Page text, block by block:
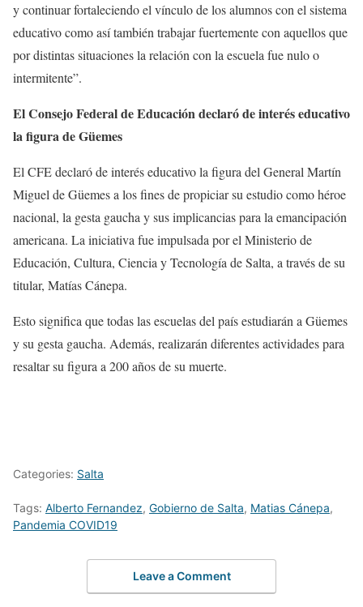
y continuar fortaleciendo el vínculo de los alumnos con el sistema
educativo como así también trabajar fuertemente con aquellos que
por distintas situaciones la relación con la escuela fue nulo o
intermitente”.
El Consejo Federal de Educación declaró de interés educativo
la figura de Güemes
El CFE declaró de interés educativo la figura del General Martín
Miguel de Güemes a los fines de propiciar su estudio como héroe
nacional, la gesta gaucha y sus implicancias para la emancipación
americana. La iniciativa fue impulsada por el Ministerio de
Educación, Cultura, Ciencia y Tecnología de Salta, a través de su
titular, Matías Cánepa.
Esto significa que todas las escuelas del país estudiarán a Güemes
y su gesta gaucha. Además, realizarán diferentes actividades para
resaltar su figura a 200 años de su muerte.
Categories: Salta
Tags: Alberto Fernandez, Gobierno de Salta, Matias Cánepa,
Pandemia COVID19
Leave a Comment